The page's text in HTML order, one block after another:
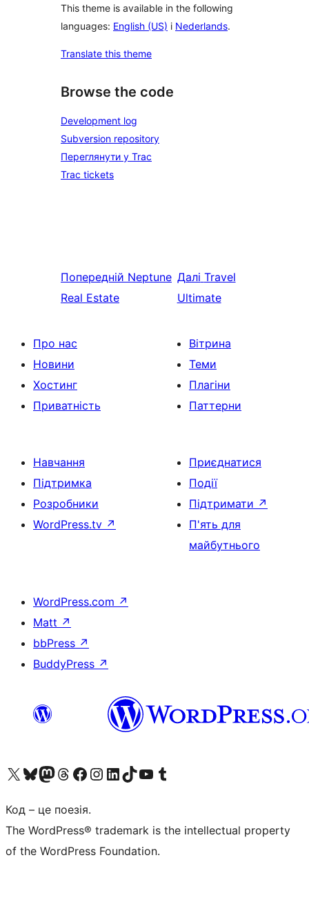
This theme is available in the following
languages: English (US) і Nederlands.
Translate this theme
Browse the code
Development log
Subversion repository
Переглянути у Trac
Trac tickets
Попередній Neptune
Real Estate
Далі Travel
Ultimate
Про нас
Новини
Хостинг
Приватність
Вітрина
Теми
Плагіни
Паттерни
Навчання
Підтримка
Розробники
WordPress.tv ↗
Приєднатися
Події
Підтримати ↗
П'ять для
майбутнього
WordPress.com ↗
Matt ↗
bbPress ↗
BuddyPress ↗
Visit our X (formerly Twitter) account
Visit our Bluesky account
Завітайте до нашої стрічки в Mastodon
Visit our Threads account
Завітайте на нашу сторінку в Facebook
Visit our Instagram account
Visit our LinkedIn account
Visit our TikTok account
Visit our YouTube channel
Visit our Tumblr account
Код – це поезія.
The WordPress® trademark is the intellectual property
of the WordPress Foundation.